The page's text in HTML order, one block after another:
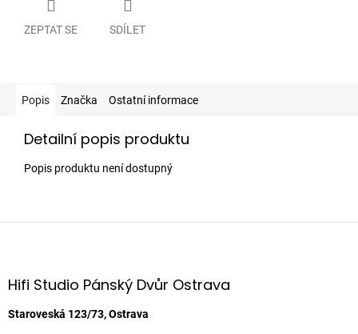
ZEPTAT SE SDÍLET
Popis Značka Ostatní informace
Detailní popis produktu
Popis produktu není dostupný
Z
aHifi Studio Pánský Dvůr Ostrava
Staroveská 123/73, Ostrava